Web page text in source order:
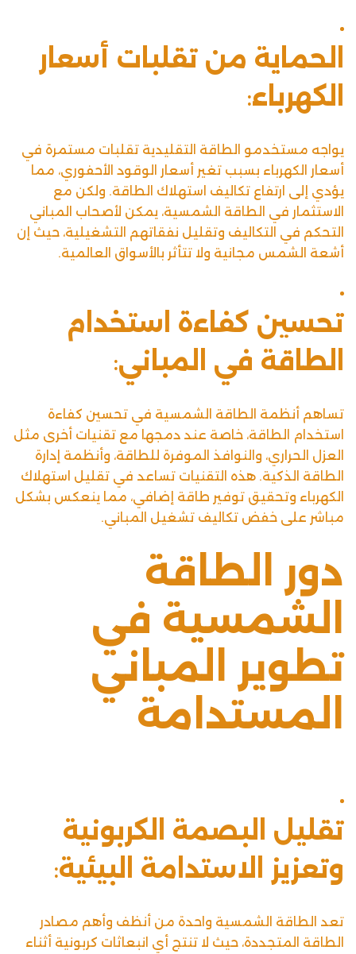
الحماية من تقلبات أسعار
الكهرباء:
يواجه مستخدمو الطاقة التقليدية تقلبات مستمرة في
أسعار الكهرباء بسبب تغير أسعار الوقود الأحفوري، مما
يؤدي إلى ارتفاع تكاليف استهلاك الطاقة. ولكن مع
الاستثمار في الطاقة الشمسية، يمكن لأصحاب المباني
التحكم في التكاليف وتقليل نفقاتهم التشغيلية، حيث إن
أشعة الشمس مجانية ولا تتأثر بالأسواق العالمية.
تحسين كفاءة استخدام
الطاقة في المباني:
تساهم أنظمة الطاقة الشمسية في تحسين كفاءة
استخدام الطاقة، خاصة عند دمجها مع تقنيات أخرى مثل
العزل الحراري، والنوافذ الموفرة للطاقة، وأنظمة إدارة
الطاقة الذكية. هذه التقنيات تساعد في تقليل استهلاك
الكهرباء وتحقيق توفير طاقة إضافي، مما ينعكس بشكل
مباشر على خفض تكاليف تشغيل المباني.
دور الطاقة
الشمسية في
تطوير المباني
المستدامة
تقليل البصمة الكربونية
وتعزيز الاستدامة البيئية:
تعد الطاقة الشمسية واحدة من أنظف وأهم مصادر
الطاقة المتجددة، حيث لا تنتج أي انبعاثات كربونية أثناء